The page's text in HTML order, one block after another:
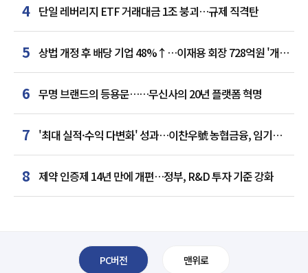
4 단일 레버리지 ETF 거래대금 1조 붕괴…규제 직격탄
5 상법 개정 후 배당 기업 48%↑…이재용 회장 728억원 '개인
최다'
6 무명 브랜드의 등용문……무신사의 20년 플랫폼 혁명
7 '최대 실적·수익 다변화' 성과…이찬우號 농협금융, 임기
말년 성장 박차
8 제약 인증제 14년 만에 개편…정부, R&D 투자 기준 강화
PC버전 맨위로